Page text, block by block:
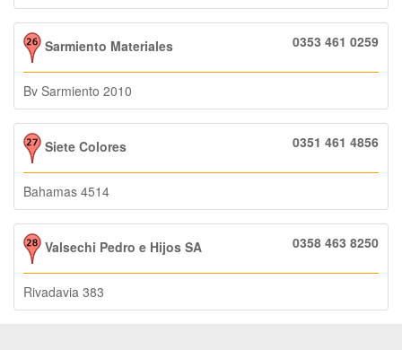
Sarmiento Materiales 0353 461 0259
Bv Sarmiento 2010
Siete Colores 0351 461 4856
Bahamas 4514
Valsechi Pedro e Hijos SA 0358 463 8250
Rivadavia 383